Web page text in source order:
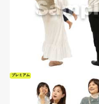
プレミアム